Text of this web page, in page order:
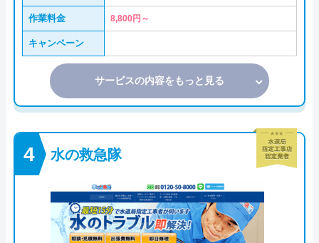
作業料金 8,800円～
キャンペーン
サービスの内容をもっと見る
水の救急隊